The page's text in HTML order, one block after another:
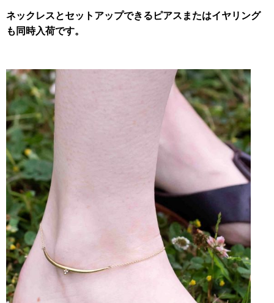
ネックレスとセットアップできるピアスまたはイヤリング
も同時入荷です。